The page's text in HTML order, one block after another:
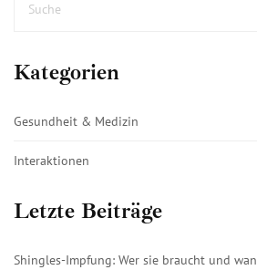
Kategorien
Gesundheit & Medizin
Interaktionen
Letzte Beiträge
Shingles-Impfung: Wer sie braucht und